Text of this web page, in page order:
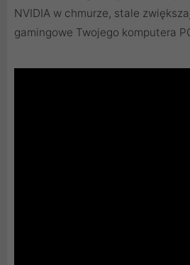
NVIDIA w chmurze, stale
gamingowe Twojego komputera